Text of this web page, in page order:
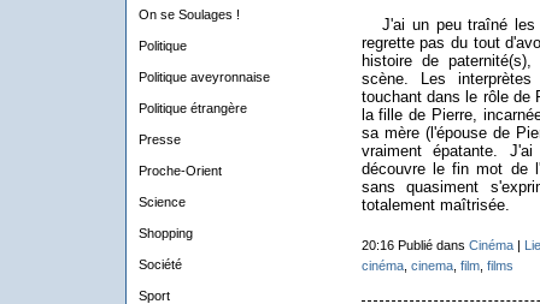
On se Soulages !
Politique
Politique aveyronnaise
Politique étrangère
Presse
Proche-Orient
Science
Shopping
Société
Sport
J'ai un peu traîné les
regrette pas du tout
histoire de
scène. Les
touchant dans le rôle de
la fille de Pierre,
sa mère (l'épouse de
vraiment épatante.
découvre le fin mot de
sans quasiment
totalement maîtrisée.
20:16 Publié dans Cinéma|
cinéma, cinema, film, films